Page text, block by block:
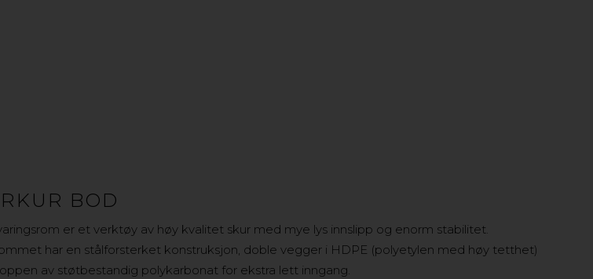
BOD
er et verktøy av høy kvalitet skur med mye lys innslipp og enorm stabilitet.
har en stålforsterket konstruksjon, doble vegger i HDPE (polyetylen med høy tetthet)
av støtbestandig polykarbonat for ekstra lett inngang.